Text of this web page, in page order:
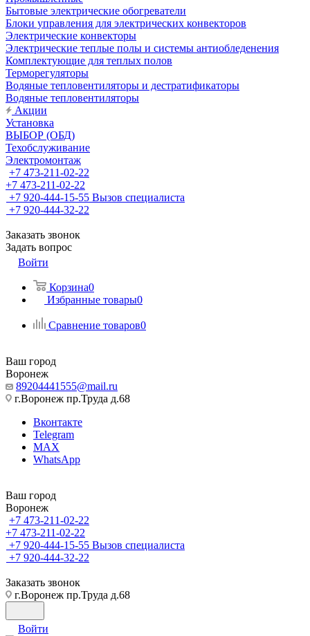
Бытовые электрические обогреватели
Блоки управления для электрических конвекторов
Электрические конвекторы
Электрические теплые полы и системы антиобледенения
Комплектующие для теплых полов
Терморегуляторы
Водяные тепловентиляторы и дестратификаторы
Водяные тепловентиляторы
Акции
Установка
ВЫБОР (ОБД)
Техобслуживание
Электромонтаж
+7 473-211-02-22
+7 473-211-02-22
+7 920-444-15-55 Вызов специалиста
+7 920-444-32-22
Заказать звонок
Задать вопрос
Войти
Корзина0
Избранные товары0
Сравнение товаров0
Ваш город
Воронеж
89204441555@mail.ru
г.Воронеж пр.Труда д.68
Вконтакте
Telegram
MAX
WhatsApp
Ваш город
Воронеж
+7 473-211-02-22
+7 473-211-02-22
+7 920-444-15-55 Вызов специалиста
+7 920-444-32-22
Заказать звонок
г.Воронеж пр.Труда д.68
Войти